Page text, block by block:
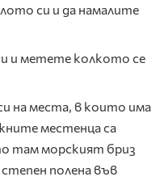
си и да намалите
и метете колкото се
на места, в които има
местенца са
там морският бриз
полена във